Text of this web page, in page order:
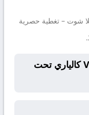
شوت – تغطية حصرية
بطاقة المباراة نابولي تحت 19 Vs كالياري تحت